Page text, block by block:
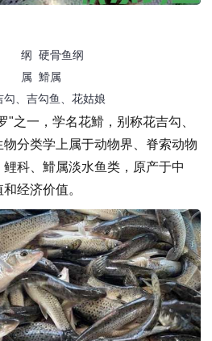
纲 硬骨鱼纲
属 䱻属
勾、吉勾鱼、花姑娘
"之一，学名花䱻，别称花吉勾、
分类学上属于动物界、脊索动物
科、䱻属淡水鱼类，原产于中
经济价值。